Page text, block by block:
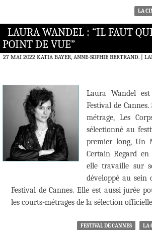
LA
LAURA WANDEL : “IL FAUT
POINT DE VUE”
27 MAI 2022 KATIA BAYER, ANNE-SOPHIE BERTRAND.
Laura Wandel
Festival de
métrage, Les
sélectionné au
premier long, Un
Certain Regard en
elle travaille sur
développé au sein
Festival de Cannes. Elle est aussi jurée
les courts-métrages de la sélection
FESTIVAL DE CANNES LA